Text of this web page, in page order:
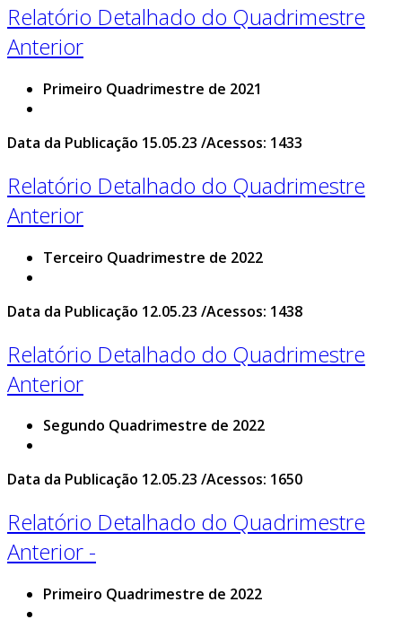
Relatório Detalhado do Quadrimestre
Anterior
Primeiro Quadrimestre de 2021
Data da Publicação 15.05.23 /Acessos: 1433
Relatório Detalhado do Quadrimestre
Anterior
Terceiro Quadrimestre de 2022
Data da Publicação 12.05.23 /Acessos: 1438
Relatório Detalhado do Quadrimestre
Anterior
Segundo Quadrimestre de 2022
Data da Publicação 12.05.23 /Acessos: 1650
Relatório Detalhado do Quadrimestre
Anterior -
Primeiro Quadrimestre de 2022